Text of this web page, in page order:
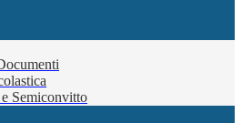
Semiconvitto